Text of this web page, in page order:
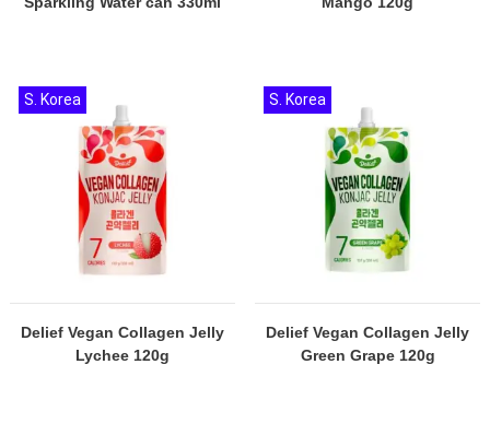
Delief Vegan Collagen Jelly
Lychee 120g
S. Korea
Delief Vegan Collagen Jelly
Green Grape 120g
S. Korea